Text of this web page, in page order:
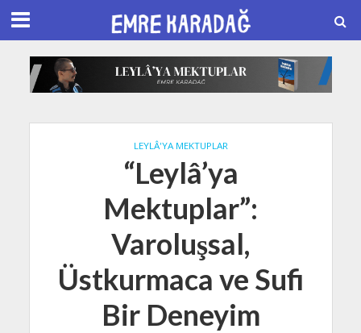
LEYLÂ'YA MEKTUPLAR
“Leylâ’ya
Mektuplar”:
Varoluşsal,
Üstkurmaca ve Sufi
Bir Deneyim